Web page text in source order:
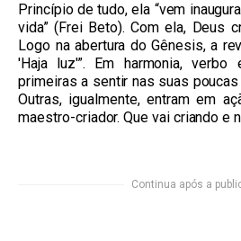
Princípio de tudo, ela “vem
vida” (Frei Beto). Com ela, Deus
Logo na abertura do Gênesis, a
'Haja luz'”. Em harmonia,
primeiras a sentir nas suas
Outras, igualmente, entram em
maestro-criador. Que vai criando e
Continua após a